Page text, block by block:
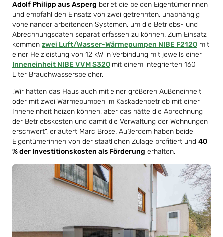
Adolf Philipp aus Asperg beriet die beiden Eigentümerinnen
und empfahl den Einsatz von zwei getrennten, unabhängig
voneinander arbeitenden Systemen, um die Betriebs- und
Abrechnungsdaten separat erfassen zu können. Zum Einsatz
kommen zwei Luft/Wasser-Wärmepumpen NIBE F2120 mit
einer Heizleistung von 12 kW in Verbindung mit jeweils einer
Inneneinheit NIBE VVM S320 mit einem integrierten 160
Liter Brauchwasserspeicher.
„Wir hätten das Haus auch mit einer größeren Außeneinheit
oder mit zwei Wärmepumpen im Kaskadenbetrieb mit einer
Inneneinheit heizen können, aber das hätte die Abrechnung
der Betriebskosten und damit die Verwaltung der Wohnungen
erschwert“, erläutert Marc Brose. Außerdem haben beide
Eigentümerinnen von der staatlichen Zulage profitiert und 40
% der Investitionskosten als Förderung erhalten.